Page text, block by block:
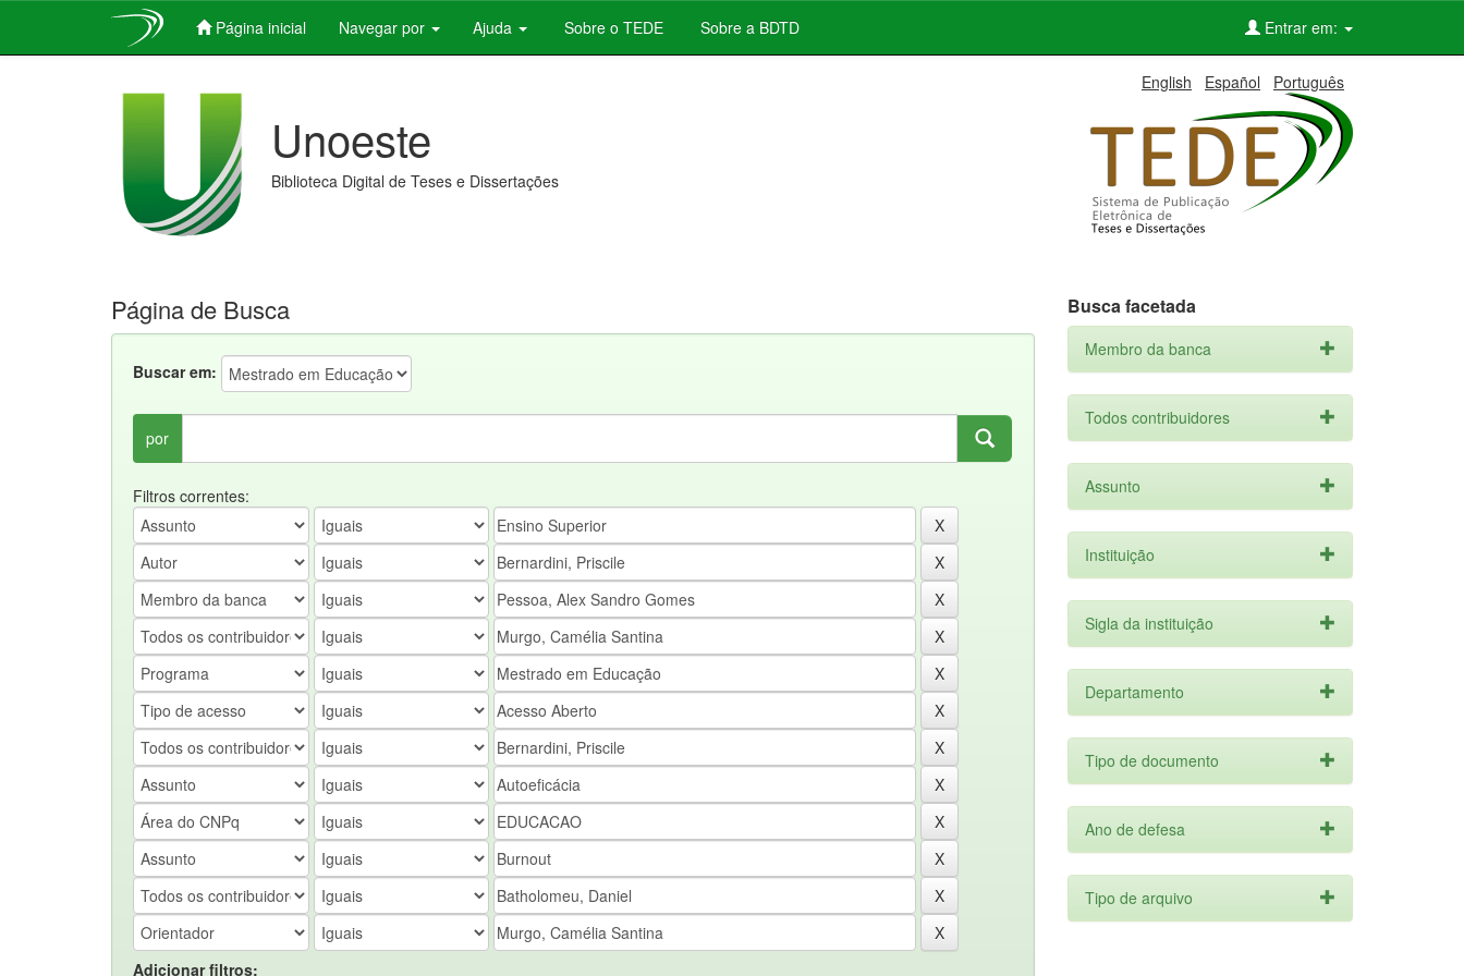
Página inicial Navegar por Ajuda Sobre o TEDE Sobre a BDTD Entrar em:
English Español Português
Unoeste
Biblioteca Digital de Teses e Dissertações
Página de Busca
Buscar em:
por
Filtros correntes:
Adicionar filtros:
Busca facetada
Membro da banca
Todos contribuidores
Assunto
Instituição
Sigla da instituição
Departamento
Tipo de documento
Ano de defesa
Tipo de arquivo